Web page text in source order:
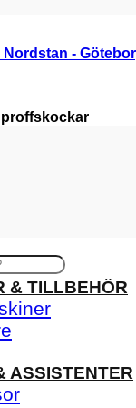
Nordstan -
& TILLBEHÖR
ASSISTENTER